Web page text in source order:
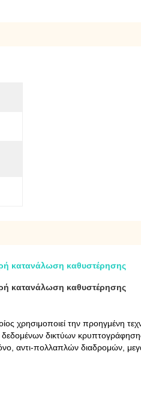
κατανάλωση καθυστέρησης
κατανάλωση καθυστέρησης
χρησιμοποιεί την προηγμένη
δεδομένων δικτύων
αντι-πολλαπλών διαδρομών,